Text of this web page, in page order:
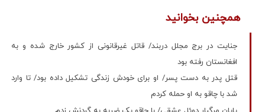
همچنین بخوانید
جنایت در برج مجلل دربند/ قاتل غیرقانونی از کشور خارج شده و به
افغانستان رفته بود
قتل پدر به دست پسر/ او برای خودش زندگی تشکیل داده بود/ تا وارد
شد با چاقو به او حمله کردم